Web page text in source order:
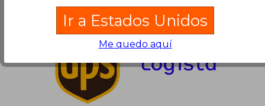
Partners Logísticos
Ir a Estados Unidos
Me quedo aquí